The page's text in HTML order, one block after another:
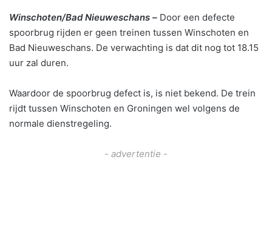
Winschoten/Bad Nieuweschans – Door een defecte
spoorbrug rijden er geen treinen tussen Winschoten en
Bad Nieuweschans. De verwachting is dat dit nog tot 18.15
uur zal duren.
Waardoor de spoorbrug defect is, is niet bekend. De trein
rijdt tussen Winschoten en Groningen wel volgens de
normale dienstregeling.
- advertentie -